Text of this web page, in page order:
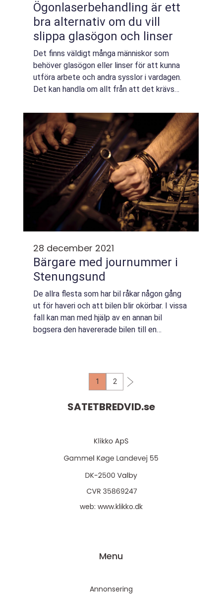
Ögonlaserbehandling är ett
bra alternativ om du vill
slippa glasögon och linser
Det finns väldigt många människor som
behöver glasögon eller linser för att kunna
utföra arbete och andra sysslor i vardagen.
Det kan handla om allt från att det krävs
taget ska få framföra ett fordon till...
28 december 2021
Bärgare med journummer i
Stenungsund
De allra flesta som har bil råkar någon gång
ut för haveri och att bilen blir okörbar. I vissa
fall kan man med hjälp av en annan bil
bogsera den havererade bilen till en
1 2
SATETBREDVID.se
web: www.klikko.dk
Menu
Annonsering